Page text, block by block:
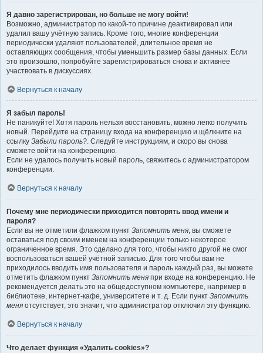
Я давно зарегистрирован, но больше не могу войти!
Возможно, администратор по какой-то причине деактивировал или
удалил вашу учётную запись. Кроме того, многие конференции
периодически удаляют пользователей, длительное время не
оставляющих сообщения, чтобы уменьшить размер базы данных. Если
это произошло, попробуйте зарегистрироваться снова и активнее
участвовать в дискуссиях.
Вернуться к началу
Я забыл пароль!
Не паникуйте! Хотя пароль нельзя восстановить, можно легко получить
новый. Перейдите на страницу входа на конференцию и щёлкните на
ссылку Забыли пароль? . Следуйте инструкциям, и скоро вы снова
сможете войти на конференцию.
Если не удалось получить новый пароль, свяжитесь с администратором
конференции.
Вернуться к началу
Почему мне периодически приходится повторять ввод имени и
пароля?
Если вы не отметили флажком пункт Запомнить меня , вы сможете
оставаться под своим именем на конференции только некоторое
ограниченное время. Это сделано для того, чтобы никто другой не смог
воспользоваться вашей учётной записью. Для того чтобы вам не
приходилось вводить имя пользователя и пароль каждый раз, вы можете
отметить флажком пункт Запомнить меня при входе на конференцию. Не
рекомендуется делать это на общедоступном компьютере, например в
библиотеке, интернет-кафе, университете и т. д. Если пункт Запомнить
меня отсутствует, это значит, что администратор отключил эту функцию.
Вернуться к началу
Что делает функция «Удалить cookies»?